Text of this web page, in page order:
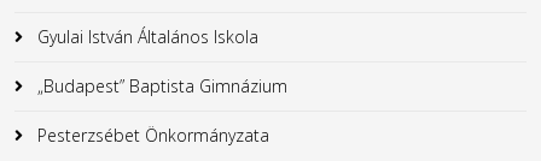
Gyulai István Általános Iskola
„Budapest” Baptista Gimnázium
Pesterzsébet Önkormányzata